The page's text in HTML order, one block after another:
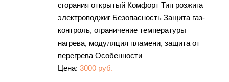
сгорания открытый Комфорт Тип розжига
электроподжиг Безопасность Защита газ-
контроль, ограничение температуры
нагрева, модуляция пламени, защита от
перегрева Особенности
Цена: 3000 руб.